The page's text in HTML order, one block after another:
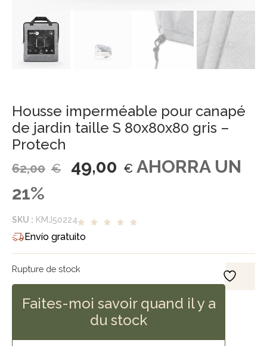
Housse imperméable pour canapé
de jardin taille S 80x80x80 gris –
Protech
62,00 € 49,00 € AHORRA UN
21%
SKU : KMJ50224
Envío gratuito
Rupture de stock
Faites-moi savoir quand il y a
du stock